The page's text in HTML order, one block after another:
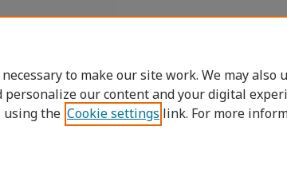
to make our site work. We may also
our content and your digital
using the Cookie settings link. For more